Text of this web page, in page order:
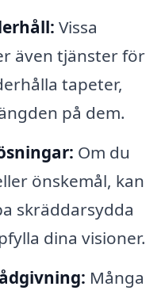
Vissa
även tjänster för
tapeter,
på dem.
Om du
önskemål, kan
skräddarsydda
dina visioner.
Många